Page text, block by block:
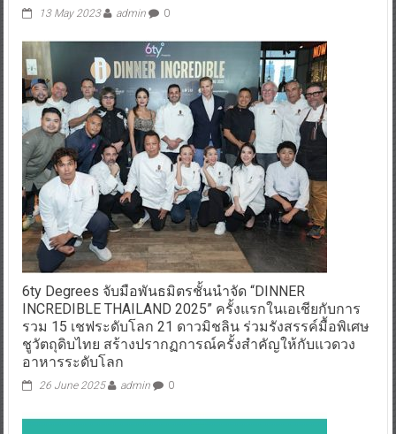
13 May 2023 admin 0
6ty Degrees จับมือพันธมิตรชั้นนำจัด “DINNER
INCREDIBLE THAILAND 2025” ครั้งแรกในเอเชียกับการ
รวม 15 เชฟระดับโลก 21 ดาวมิชลิน ร่วมรังสรรค์มื้อพิเศษ
ชูวัตถุดิบไทย สร้างปรากฏการณ์ครั้งสำคัญให้กับแวดวง
อาหารระดับโลก
26 June 2025 admin 0